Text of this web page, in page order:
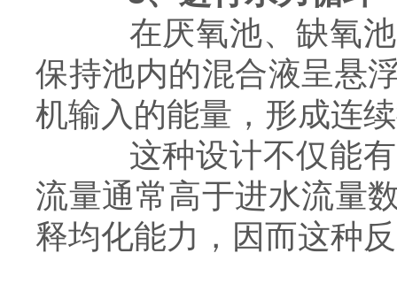
在厌氧池、缺氧池
保持池内的混合液呈悬
机输入的能量，形成连
这种设计不仅能有
流量通常高于进水流量
释均化能力，因而这种